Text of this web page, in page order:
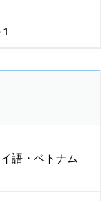
語・ベトナム